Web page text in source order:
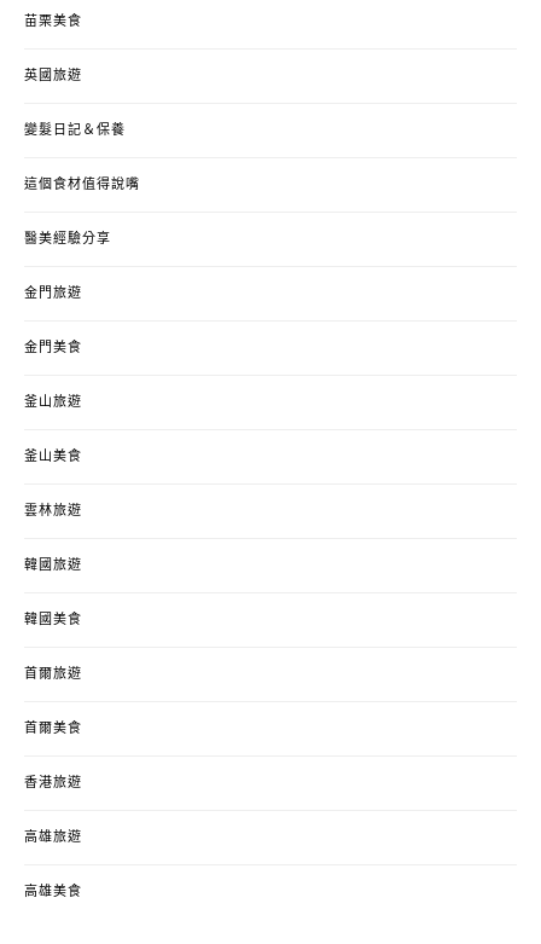
苗栗美食
英國旅遊
變髮日記＆保養
這個食材值得說嘴
醫美經驗分享
金門旅遊
金門美食
釜山旅遊
釜山美食
雲林旅遊
韓國旅遊
韓國美食
首爾旅遊
首爾美食
香港旅遊
高雄旅遊
高雄美食